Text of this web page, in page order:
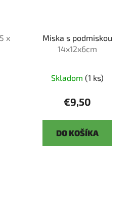
x
Miska s podmiskou
14x12x6cm
Skladom (1 ks)
€9,50
DO KOŠÍKA